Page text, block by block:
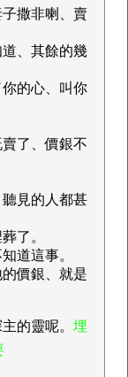
撒非喇、賣
、其餘的幾
的心、叫你
了、價銀不
見的人都甚
了。
道這事。
價銀、就是
的靈呢。 埋